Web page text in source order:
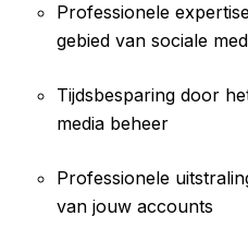
Professionele
gebied van sociale
Tijdsbesparing door
media beheer
Professionele
van jouw accounts